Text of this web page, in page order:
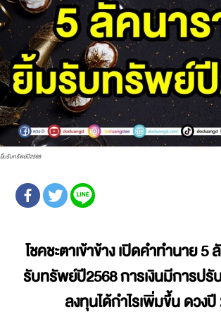
ยิ้มรับทรัพย์ปี2568
โชคชะตาเข้าข้าง เปิดคำทำนาย 5
รับทรัพย์ปี2568 การเงินมีการป
ลงทุนได้กำไรเพิ่มขึ้น ดวงปี